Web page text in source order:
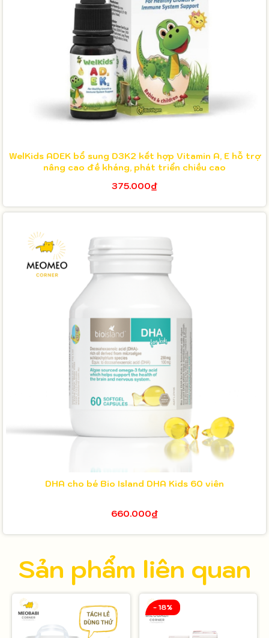
WelKids ADEK bổ sung D3K2 kết hợp Vitamin A, E hỗ trợ
nâng cao đề kháng, phát triển chiều cao
375.000₫
DHA cho bé Bio Island DHA Kids 60 viên
660.000₫
Sản phẩm liên quan
- 18%